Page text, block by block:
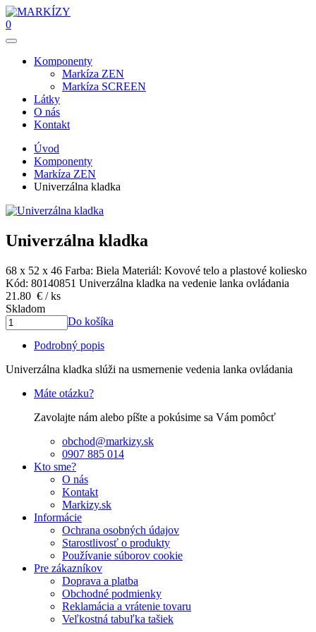
0
Komponenty
Markíza ZEN
Markíza SCREEN
Látky
O nás
Kontakt
Úvod
Komponenty
Markíza ZEN
Univerzálna kladka
Univerzálna kladka
68 x 52 x 46 Farba: Biela Materiál: Kovové telo a plastové koliesko
Kód: 80140851 Univerzálna kladka na vedenie lanka ovládania
21.80 € / ks
Skladom
Do košíka
Podrobný popis
Univerzálna kladka slúži na usmernenie vedenia lanka ovládania
Máte otázku?
Zavolajte nám alebo píšte a pokúsime sa Vám pomôcť
obchod@markizy.sk
0907 885 014
Kto sme?
O nás
Kontakt
Markizy.sk
Informácie
Ochrana osobných údajov
Starostlivosť o produkty
Používanie súborov cookie
Pre zákazníkov
Doprava a platba
Obchodné podmienky
Reklamácia a vrátenie tovaru
Veľkostná tabuľka tašiek